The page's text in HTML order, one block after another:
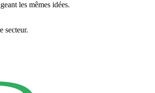
les mêmes idées.
secteur.